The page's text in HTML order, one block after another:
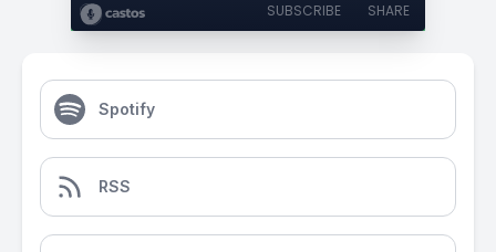
SUBSCRIBE SHARE
Spotify
RSS